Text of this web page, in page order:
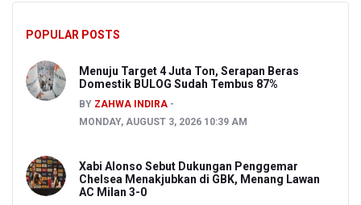
POPULAR POSTS
Menuju Target 4 Juta Ton, Serapan Beras
Domestik BULOG Sudah Tembus 87%
BY ZAHWA INDIRA
MONDAY, AUGUST 3, 2026 10:39 AM
Xabi Alonso Sebut Dukungan Penggemar
Chelsea Menakjubkan di GBK, Menang Lawan
AC Milan 3-0